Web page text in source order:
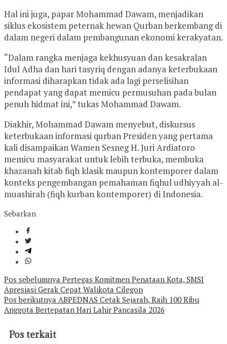
Hal ini juga, papar Mohammad Dawam, menjadikan
siklus ekosistem peternak hewan Qurban berkembang di
dalam negeri dalam pembangunan ekonomi kerakyatan.
“Dalam rangka menjaga kekhusyuan dan kesakralan
Idul Adha dan hari tasyriq dengan adanya keterbukaan
informasi diharapkan tidak ada lagi perselisihan
pendapat yang dapat memicu permusuhan pada bulan
penuh hidmat ini,” tukas Mohammad Dawam.
Diakhir, Mohammad Dawam menyebut, diskursus
keterbukaan informasi qurban Presiden yang pertama
kali disampaikan Wamen Sesneg H. Juri Ardiatoro
memicu masyarakat untuk lebih terbuka, membuka
khazanah kitab fiqh klasik maupun kontemporer dalam
konteks pengembangan pemahaman fiqhul udhiyyah al-
muashirah (fiqh kurban kontemporer) di Indonesia.
Sebarkan
Navigasi
pos
Pos sebelumnya Pertegas Komitmen Penataan Kota, SMSI
Apresiasi Gerak Cepat Walikota Cilegon
Pos berikutnya ABPEDNAS Cetak Sejarah, Raih 100 Ribu
Anggota Bertepatan Hari Lahir Pancasila 2026
Pos terkait